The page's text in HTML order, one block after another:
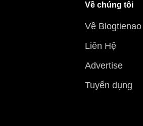
Về chúng tôi
Về Blogtienao
Liên Hệ
Advertise
Tuyển dụng